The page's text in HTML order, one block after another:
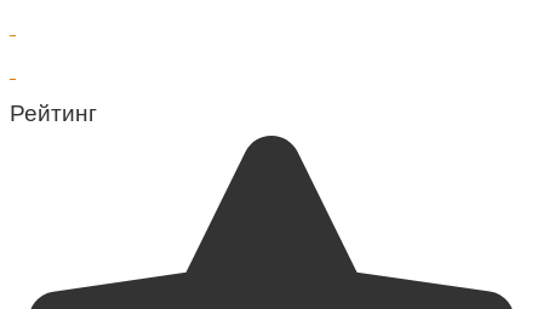
Рейтинг